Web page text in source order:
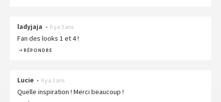
ladyjaja • Il y a 3 ans
Fan des looks 1 et 4 !
RÉPONDRE
Lucie • Il y a 3 ans
Quelle inspiration ! Merci beaucoup !